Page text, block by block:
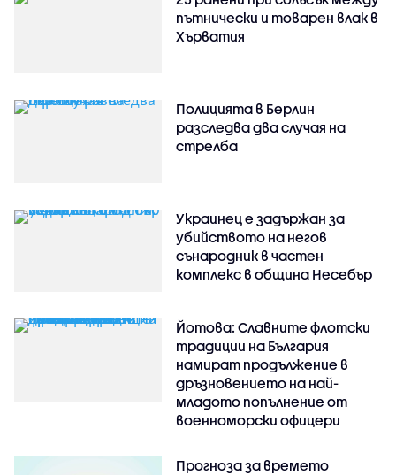
пътнически и товарен влак в
Хърватия
Полицията в Берлин
разследва два случая на
стрелба
Украинец е задържан за
убийството на негов
сънародник в частен
комплекс в община Несебър
Йотова: Славните флотски
традиции на България
намират продължение в
дръзновението на най-
младото попълнение от
военноморски офицери
Прогноза за времето